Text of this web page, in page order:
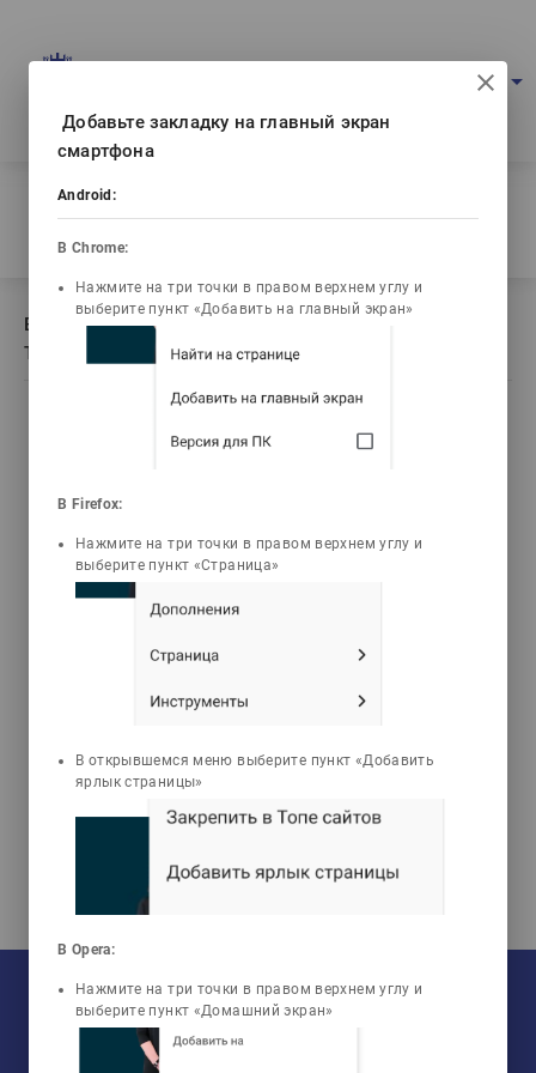
Eng arrow_drop_down
Home
/
Book description Ремонт и эксплуатация оборудования ТЭС
и АЭС
Book description Ремонт и эксплуатация оборудования
ТЭС и АЭС
Contents
library_books video_library
3d_rotation
3D Animations
live_help
Махметович
оборудования ТЭС и АЭС
Мы сотрудничаем с33 университетами
У нас обучается 960групп
Зарегистрировано 50759 пользователей
456806 элементов
Добавьте закладку на главный экран
смартфона
Android:
В Chrome:
Нажмите на три точки в правом верхнем углу и
выберите пункт «Добавить на главный экран»
В Firefox:
Нажмите на три точки в правом верхнем углу и
выберите пункт «Страница»
В открывшемся меню выберите пункт «Добавить
ярлык страницы»
В Opera:
Нажмите на три точки в правом верхнем углу и
выберите пункт «Домашний экран»